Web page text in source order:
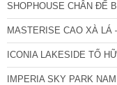
SHOPHOUSE CHÂN ĐẾ
MASTERISE CAO XÀ LÁ
ICONIA LAKESIDE TỐ
IMPERIA SKY PARK